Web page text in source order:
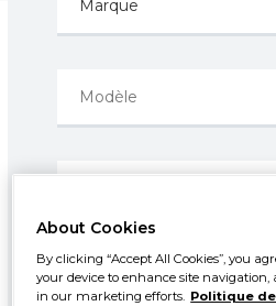
Prix entre:
500€
About Cookies
By clicking “Accept All Cookies”, you
your device to enhance site navigation,
in our marketing efforts. Politique